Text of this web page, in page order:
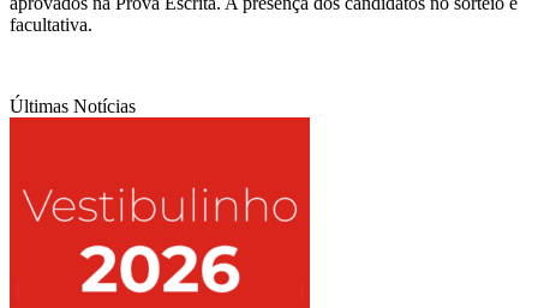
facultativa.
Últimas Notícias